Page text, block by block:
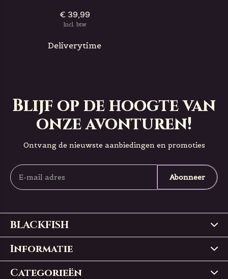
€ 39,99
Incl. btw
Deliverytime
Blijf op de hoogte van
onze avonturen!
Ontvang de nieuwste aanbiedingen en promoties
Abonneer
BLACKFISH
Informatie
Categorieën